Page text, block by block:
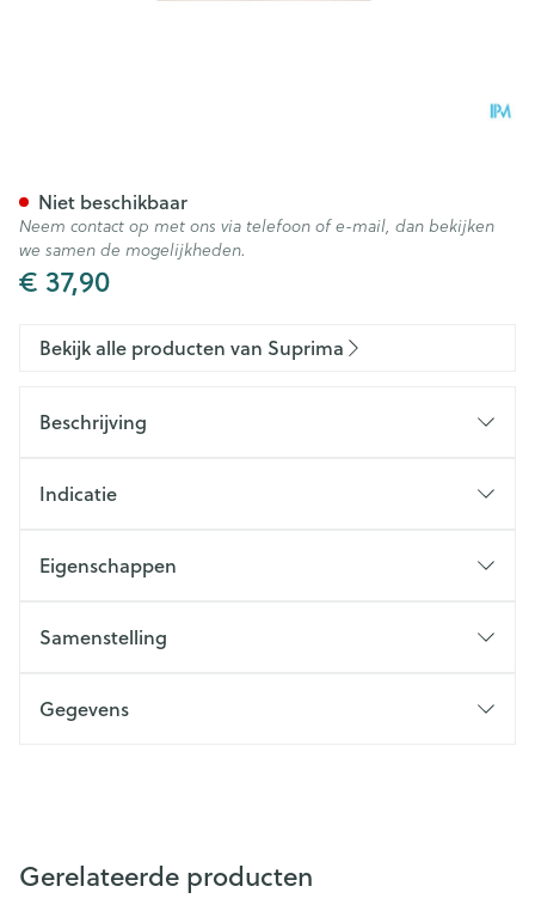
€ 37,90
Niet beschikbaar
Neem contact op met ons via telefoon of e-mail, dan bekijken
we samen de mogelijkheden.
Bekijk alle producten van Suprima
Beschrijving
Indicatie
Eigenschappen
Samenstelling
Gegevens
Gerelateerde producten